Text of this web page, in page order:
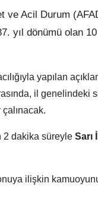
ve Acil Durum
yıl dönümü olan
yapılan
il genelindeki
2 dakika süreyle Sarı
ilişkin